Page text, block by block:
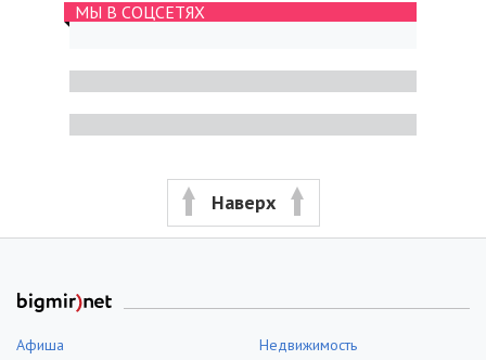
МЫ В СОЦСЕТЯХ
Наверх
Афиша Недвижимость